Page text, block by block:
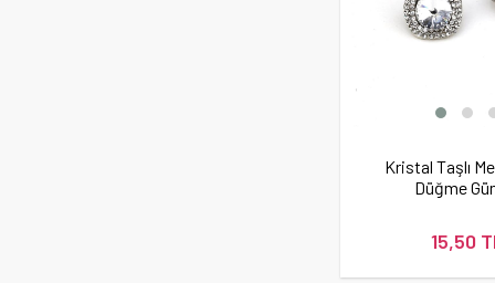
Kristal Taşlı
Düğme
15,50